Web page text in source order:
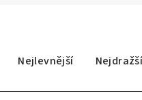
Nejlevnější